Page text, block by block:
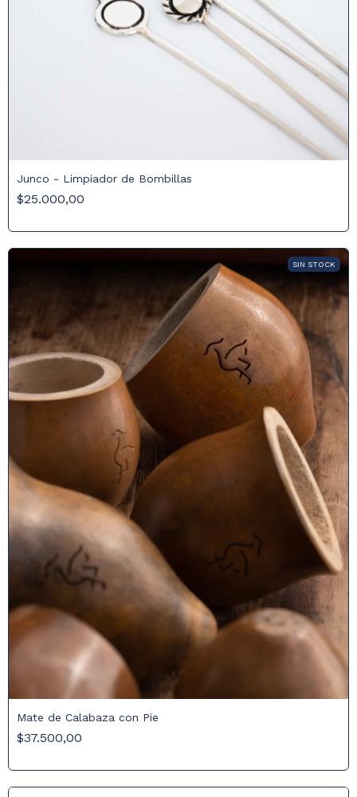
Junco - Limpiador de Bombillas
$25.000,00
SIN STOCK
Mate de Calabaza con Pie
$37.500,00